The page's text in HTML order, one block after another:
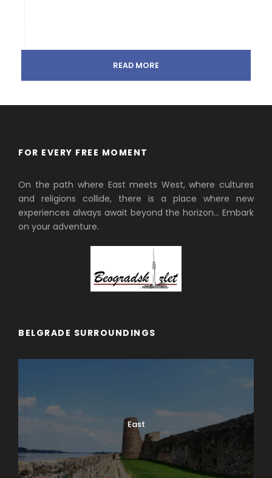
READ MORE
FOR EVERY FREE MOMENT
On the path where East meets West, where cultures
and religions collide, there is a place where new
experiences always await beyond the horizon… Embark
on your adventure.
BELGRADE SURROUNDINGS
East